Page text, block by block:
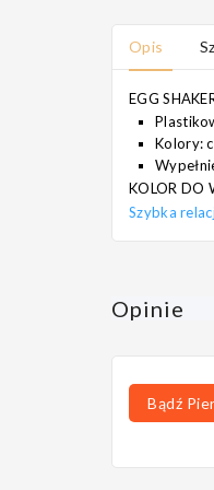
Opis
EGG
Kolory:
KOLOR DO
Szybka
Opinie
Bądź